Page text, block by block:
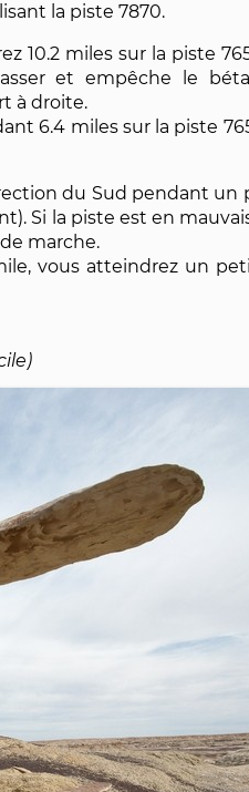
la piste 7870.
10.2 miles sur la piste
et empêche le
à droite.
6.4 miles sur la piste
du Sud pendant un
Si la piste est en
marche.
vous atteindrez un